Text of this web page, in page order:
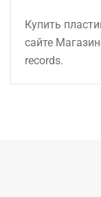
Купить
сайте
records.